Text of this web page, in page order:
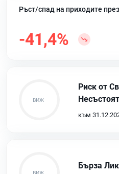
Ръст/спад на приходите
-41,4%
Риск от
към
Бърза